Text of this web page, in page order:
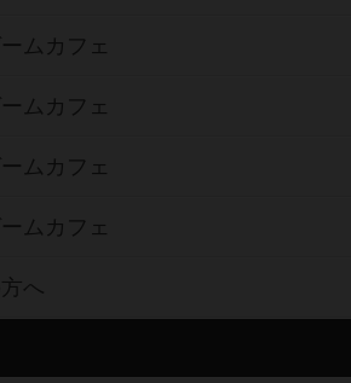
ムカフェ
ムカフェ
ムカフェ
ムカフェ
へ